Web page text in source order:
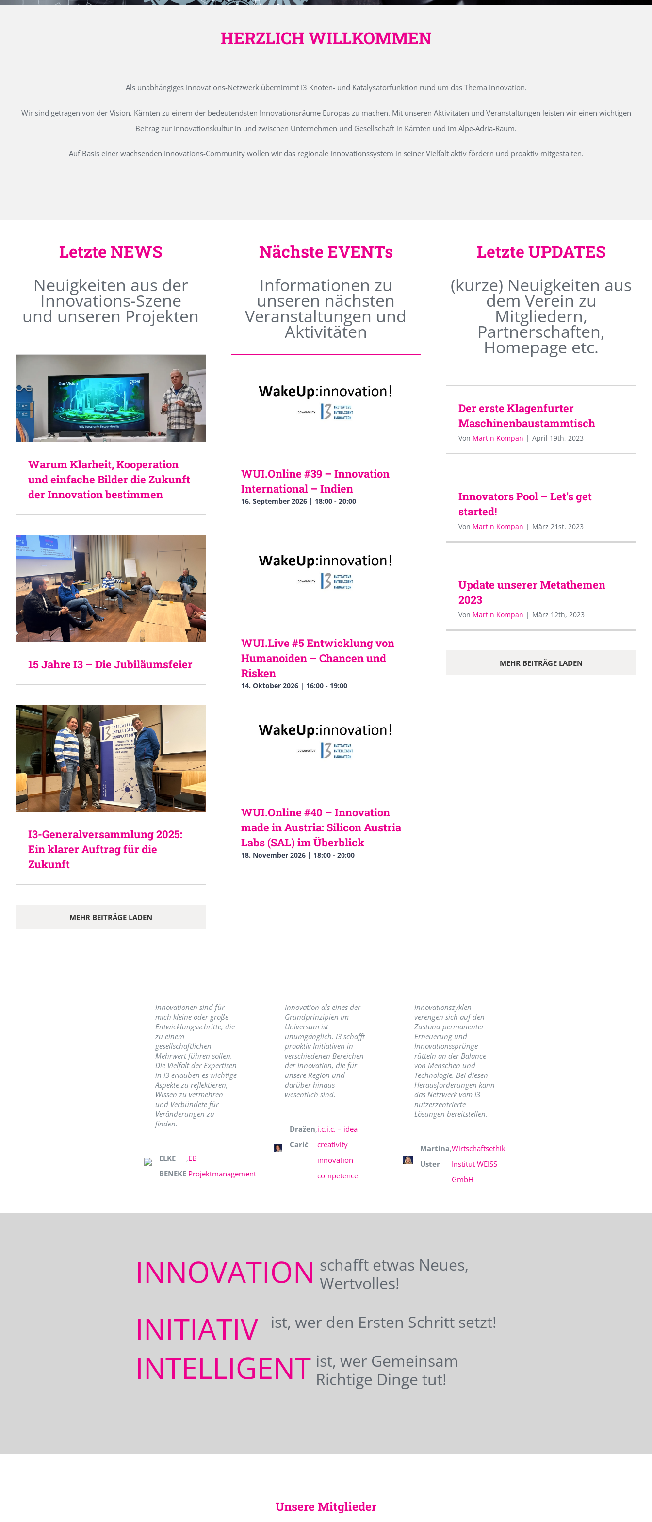
HERZLICH WILLKOMMEN
Als unabhängiges Innovations-Netzwerk übernimmt I3 Knoten- und Katalysatorfunktion rund um das Thema Innovation.
Wir sind getragen von der Vision, Kärnten zu einem der bedeutendsten Innovationsräume Europas zu machen. Mit unseren Aktivitäten und Veranstaltungen leisten wir einen wichtigen
Beitrag zur Innovationskultur in und zwischen Unternehmen und Gesellschaft in Kärnten und im Alpe-Adria-Raum.
Auf Basis einer wachsenden Innovations-Community wollen wir das regionale Innovationssystem in seiner Vielfalt aktiv fördern und proaktiv mitgestalten.
Letzte NEWS
Neuigkeiten aus der
Innovations-Szene
und unseren Projekten
Warum Klarheit, Kooperation
und einfache Bilder die Zukunft
der Innovation bestimmen
15 Jahre I3 – Die Jubiläumsfeier
I3-Generalversammlung 2025:
Ein klarer Auftrag für die
Zukunft
MEHR BEITRÄGE LADEN
Nächste EVENTs
Informationen zu
unseren nächsten
Veranstaltungen und
Aktivitäten
WUI.Online #39 – Innovation
International – Indien
16. September 2026 | 18:00- 20:00
WUI.Live #5 Entwicklung von
Humanoiden – Chancen und
Risken
14. Oktober 2026 | 16:00- 19:00
WUI.Online #40 – Innovation
made in Austria: Silicon Austria
Labs (SAL) im Überblick
18. November 2026 | 18:00- 20:00
Letzte UPDATES
(kurze) Neuigkeiten aus
dem Verein zu
Mitgliedern,
Partnerschaften,
Homepage etc.
Der erste Klagenfurter
Maschinenbaustammtisch
Von Martin Kompan | April 19th, 2023
Innovators Pool – Let’s get
started!
Von Martin Kompan | März 21st, 2023
Update unserer Metathemen
2023
Von Martin Kompan | März 12th, 2023
MEHR BEITRÄGE LADEN
Innovationen sind für
mich kleine oder große
Entwicklungsschritte, die
zu einem
gesellschaftlichen
Mehrwert führen sollen.
Die Vielfalt der Expertisen
in I3 erlauben es wichtige
Aspekte zu reflektieren,
Wissen zu vermehren
und Verbündete für
Veränderungen zu
finden.
ELKE
BENEKE
,EB
Projektmanagement
Innovation als eines der
Grundprinzipien im
Universum ist
unumgänglich. I3 schafft
proaktiv Initiativen in
verschiedenen Bereichen
der Innovation, die für
unsere Region und
darüber hinaus
wesentlich sind.
Dražen
Carić
,i.c.i.c. – idea
creativity
innovation
competence
Innovationszyklen
verengen sich auf den
Zustand permanenter
Erneuerung und
Innovationssprünge
rütteln an der Balance
von Menschen und
Technologie. Bei diesen
Herausforderungen kann
das Netzwerk vom I3
nutzerzentrierte
Lösungen bereitstellen.
Martina
Uster
,Wirtschaftsethik
Institut WEISS
GmbH
INNOVATION schafft etwas Neues,
Wertvolles!
INITIATIV ist, wer den Ersten Schritt setzt!
INTELLIGENT ist, wer Gemeinsam
Richtige Dinge tut!
Unsere Mitglieder